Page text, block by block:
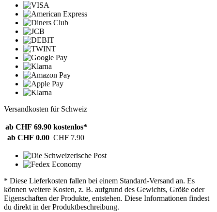
Versandkosten für Schweiz
ab CHF 69.90 kostenlos*
ab CHF 0.00 CHF 7.90
* Diese Lieferkosten fallen bei einem Standard-Versand an. Es
können weitere Kosten, z. B. aufgrund des Gewichts, Größe oder
Eigenschaften der Produkte, entstehen. Diese Informationen findest
du direkt in der Produktbeschreibung.